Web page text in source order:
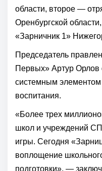
области, второе —
Оренбургской
«Зарничник 1»
Председатель
Первых» Артур Орлов
системным элементом
воспитания.
«Более трех
школ и учреждений
игры. Сегодня
воплощение
подготовки», —